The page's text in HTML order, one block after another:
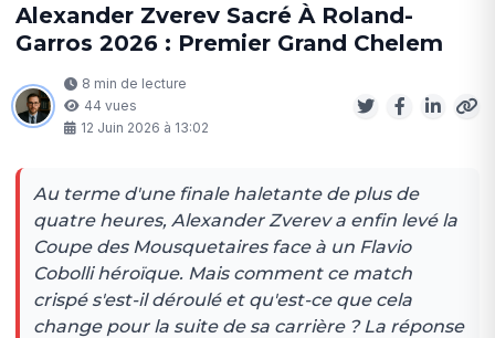
Alexander Zverev Sacré À Roland-
Garros 2026 : Premier Grand Chelem
8 min de lecture
44 vues
12 Juin 2026 à 13:02
Au terme d'une finale haletante de plus de
quatre heures, Alexander Zverev a enfin levé la
Coupe des Mousquetaires face à un Flavio
Cobolli héroïque. Mais comment ce match
crispé s'est-il déroulé et qu'est-ce que cela
change pour la suite de sa carrière ? La réponse